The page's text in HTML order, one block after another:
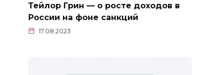
Тейлор Грин — о росте доходов в
России на фоне санкций
17.08.2023